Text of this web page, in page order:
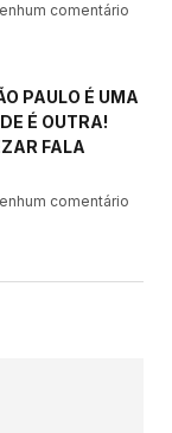
comentário
PAULO É UMA
É OUTRA!
FALA
comentário